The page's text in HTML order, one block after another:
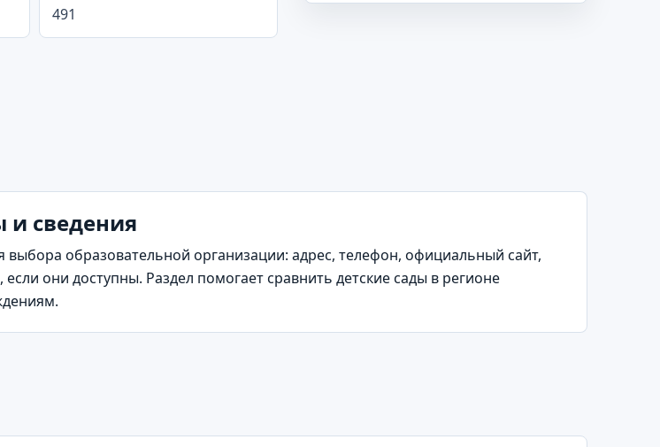
491
и сведения
образовательной организации: адрес, телефон, официальный сайт,
они доступны. Раздел помогает сравнить детские сады в регионе